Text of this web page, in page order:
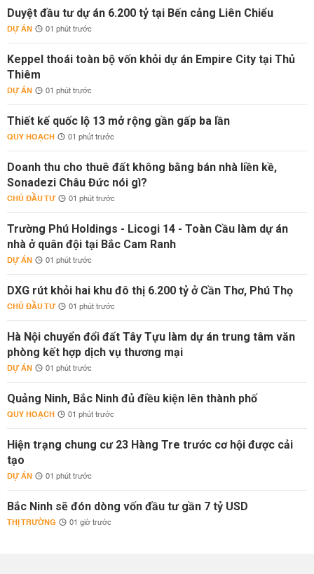
Duyệt đầu tư dự án 6.200 tỷ tại Bến cảng Liên Chiểu
DỰ ÁN 01 phút trước
Keppel thoái toàn bộ vốn khỏi dự án Empire City tại Thủ
Thiêm
DỰ ÁN 01 phút trước
Thiết kế quốc lộ 13 mở rộng gần gấp ba lần
QUY HOẠCH 01 phút trước
Doanh thu cho thuê đất không bằng bán nhà liền kề,
Sonadezi Châu Đức nói gì?
CHỦ ĐẦU TƯ 01 phút trước
Trường Phú Holdings - Licogi 14 - Toàn Cầu làm dự án
nhà ở quân đội tại Bắc Cam Ranh
DỰ ÁN 01 phút trước
DXG rút khỏi hai khu đô thị 6.200 tỷ ở Cần Thơ, Phú Thọ
CHỦ ĐẦU TƯ 01 phút trước
Hà Nội chuyển đổi đất Tây Tựu làm dự án trung tâm văn
phòng kết hợp dịch vụ thương mại
DỰ ÁN 01 phút trước
Quảng Ninh, Bắc Ninh đủ điều kiện lên thành phố
QUY HOẠCH 01 phút trước
Hiện trạng chung cư 23 Hàng Tre trước cơ hội được cải
tạo
DỰ ÁN 01 phút trước
Bắc Ninh sẽ đón dòng vốn đầu tư gần 7 tỷ USD
THỊ TRƯỜNG 01 giờ trước